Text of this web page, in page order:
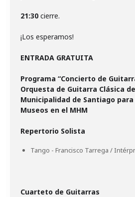
21:30 cierre.
¡Los esperamos!
ENTRADA GRATUITA
Programa “Concierto de
Orquesta de Guitarra Clásica
Municipalidad de Santiago
Museos en el MHM
Repertorio Solista
Tango - Francisco Tarrega /
Cuarteto de Guitarras